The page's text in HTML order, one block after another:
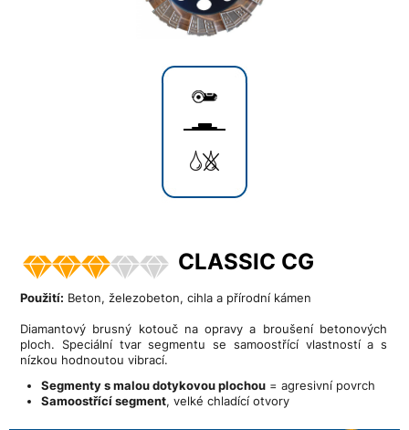
CLASSIC CG
Použití: Beton, železobeton, cihla a přírodní kámen
Diamantový brusný kotouč na opravy a broušení betonových
ploch. Speciální tvar segmentu se samoostřící vlastností a s
nízkou hodnoutou vibrací.
Segmenty s malou dotykovou plochou = agresivní povrch
Samoostřící segment, velké chladící otvory